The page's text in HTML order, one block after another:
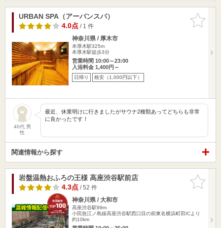
お気に入
りに追加
URBAN SPA（アーバンスパ）
4.0点/ 1 件
神奈川県 / 厚木市
本厚木駅325m
本厚木駅徒歩3分
営業時間 10:00～23:00
入浴料金 1,400円～
日帰り 格安（1,000円以下）
40代 男
性
最近、休業明けに行きましたがサウナ2種類あってどちらも非常
に良かったです！
関連情報から探す
お気に入
りに追加
岩盤温熱おふろの王様 高座渋谷駅前店
4.3点/ 52 件
神奈川県 / 大和市
高座渋谷駅99m
小田急江ノ島線高座渋谷駅西口目の前東名横浜町田ICより
約10km